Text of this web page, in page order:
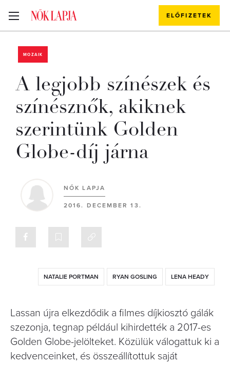
ELŐFIZETEK
MOZAIK
A legjobb színészek és
színésznők, akiknek
szerintünk Golden
Globe-díj járna
NŐK LAPJA
2016. DECEMBER 13.
NATALIE PORTMAN RYAN GOSLING LENA HEADY
Lassan újra elkezdődik a filmes díjkiosztó gálák
szezonja, tegnap például kihirdették a 2017-es
Golden Globe-jelölteket. Közülük válogattuk ki a
kedvenceinket, és összeállítottuk saját